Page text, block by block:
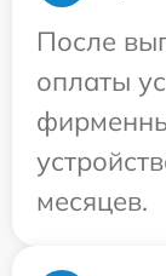
После
оплаты
месяцев.